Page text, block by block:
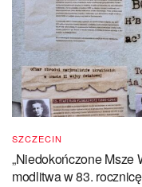
SZCZECIN
„Niedokończone Msze
modlitwa w 83.